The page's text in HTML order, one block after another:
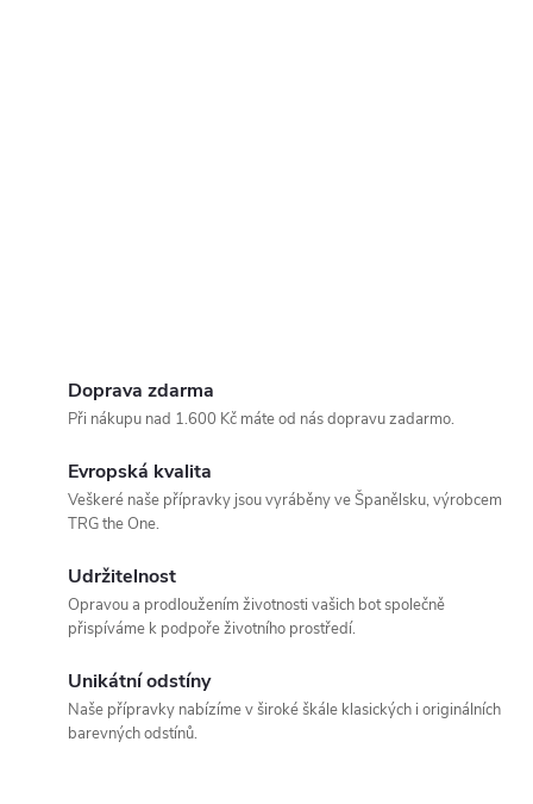
Doprava zdarma
Při nákupu nad 1.600 Kč máte od nás dopravu zadarmo.
Evropská kvalita
Veškeré naše přípravky jsou vyráběny ve Španělsku, výrobcem
TRG the One.
Udržitelnost
Opravou a prodloužením životnosti vašich bot společně
přispíváme k podpoře životního prostředí.
Unikátní odstíny
Naše přípravky nabízíme v široké škále klasických i originálních
barevných odstínů.